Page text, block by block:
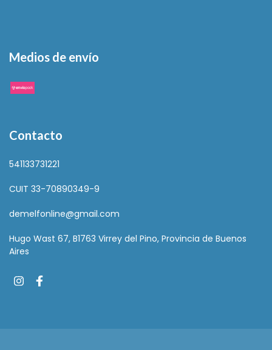
Medios de envío
Contacto
541133731221
CUIT 33-70890349-9
demelfonline@gmail.com
Hugo Wast 67, B1763 Virrey del Pino, Provincia de Buenos
Aires